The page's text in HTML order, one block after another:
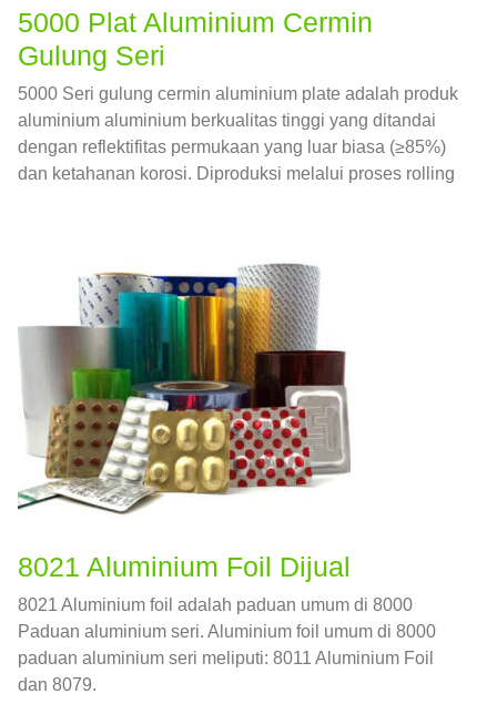
5000 Plat Aluminium Cermin
Gulung Seri
5000 Seri gulung cermin aluminium plate adalah produk
aluminium aluminium berkualitas tinggi yang ditandai
dengan reflektifitas permukaan yang luar biasa (≥85%)
dan ketahanan korosi. Diproduksi melalui proses rolling
8021 Aluminium Foil Dijual
8021 Aluminium foil adalah paduan umum di 8000
Paduan aluminium seri. Aluminium foil umum di 8000
paduan aluminium seri meliputi: 8011 Aluminium Foil
dan 8079.